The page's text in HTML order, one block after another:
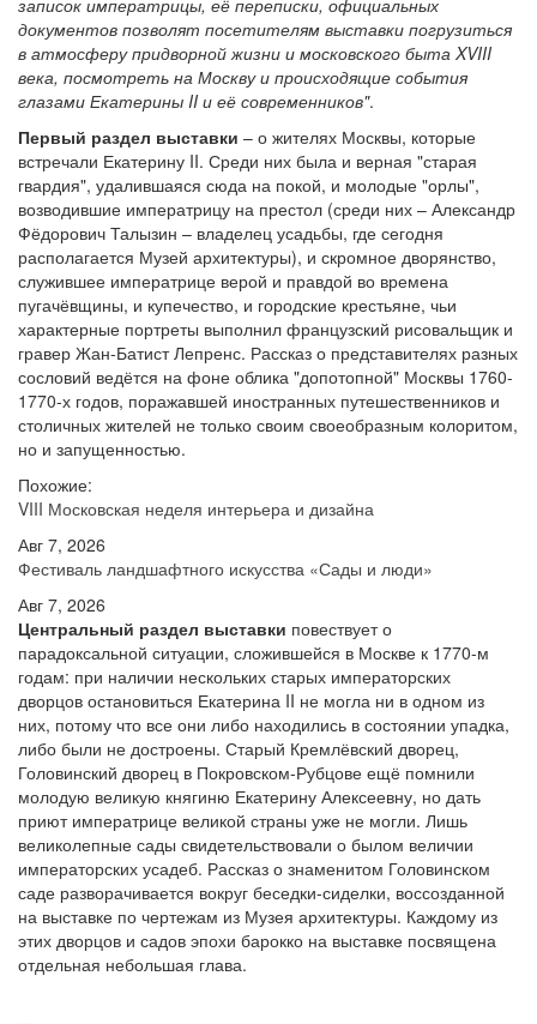
записок императрицы, её переписки, официальных
документов позволят посетителям выставки погрузиться
в атмосферу придворной жизни и московского быта XVIII
века, посмотреть на Москву и происходящие события
глазами Екатерины II и её современников".
Первый раздел выставки – о жителях Москвы, которые
встречали Екатерину II. Среди них была и верная "старая
гвардия", удалившаяся сюда на покой, и молодые "орлы",
возводившие императрицу на престол (среди них – Александр
Фёдорович Талызин – владелец усадьбы, где сегодня
располагается Музей архитектуры), и скромное дворянство,
служившее императрице верой и правдой во времена
пугачёвщины, и купечество, и городские крестьяне, чьи
характерные портреты выполнил французский рисовальщик и
гравер Жан-Батист Лепренс. Рассказ о представителях разных
сословий ведётся на фоне облика "допотопной" Москвы 1760-
1770-х годов, поражавшей иностранных путешественников и
столичных жителей не только своим своеобразным колоритом,
но и запущенностью.
Похожие:
VIII Московская неделя интерьера и дизайна
Авг 7, 2026
Фестиваль ландшафтного искусства «Сады и люди»
Авг 7, 2026
Центральный раздел выставки повествует о
парадоксальной ситуации, сложившейся в Москве к 1770-м
годам: при наличии нескольких старых императорских
дворцов остановиться Екатерина II не могла ни в одном из
них, потому что все они либо находились в состоянии упадка,
либо были не достроены. Старый Кремлёвский дворец,
Головинский дворец в Покровском-Рубцове ещё помнили
молодую великую княгиню Екатерину Алексеевну, но дать
приют императрице великой страны уже не могли. Лишь
великолепные сады свидетельствовали о былом величии
императорских усадеб. Рассказ о знаменитом Головинском
саде разворачивается вокруг беседки-сиделки, воссозданной
на выставке по чертежам из Музея архитектуры. Каждому из
этих дворцов и садов эпохи барокко на выставке посвящена
отдельная небольшая глава.